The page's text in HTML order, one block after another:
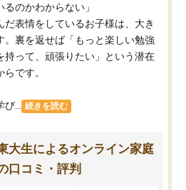
るのかわからない」
だ表情をしているお子様は、大き
。裏を返せば「もっと楽しい勉強
持って、頑張りたい」という潜在
です。
... 続きを読む
大生によるオンライン家庭
口コミ・評判